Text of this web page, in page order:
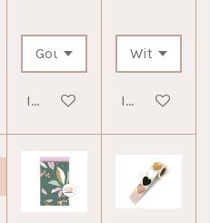
In winkelwagenIn